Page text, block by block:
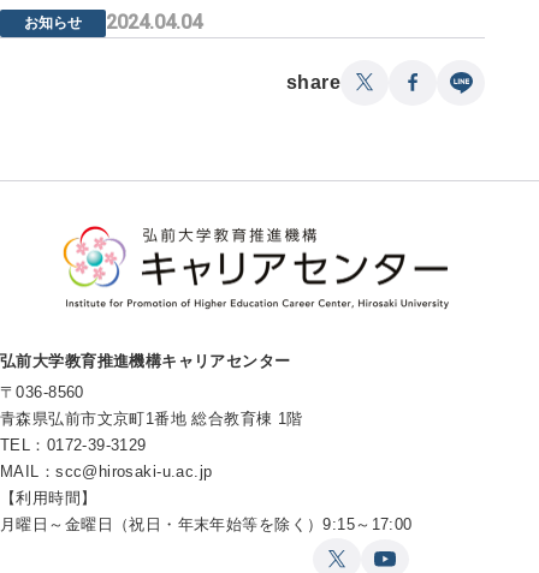
お知らせ 2024.04.04
share
弘前大学教育推進機構キャリアセンター
〒036-8560
青森県弘前市文京町1番地 総合教育棟 1階
TEL：0172-39-3129
MAIL：scc@hirosaki-u.ac.jp
【利用時間】
月曜日～金曜日（祝日・年末年始等を除く）9:15～17:00